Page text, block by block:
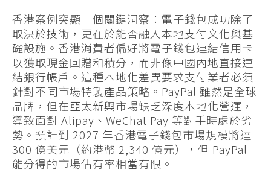
香港案例突顯一個關鍵洞察：電子錢包成功除了
取決於技術，更在於能否融入本地支付文化與基
礎設施。香港消費者偏好將電子錢包連結信用卡
以獲取現金回贈和積分，而非像中國內地直接連
結銀行帳戶。這種本地化差異要求支付業者必須
針對不同市場特製產品策略。PayPal 雖然是全球
品牌，但在亞太新興市場缺乏深度本地化營運，
導致面對 Alipay、WeChat Pay 等對手時處於劣
勢。預計到 2027 年香港電子錢包市場規模將達
300 億美元（約港幣 2,340 億元），但 PayPal
能分得的市場佔有率相當有限。